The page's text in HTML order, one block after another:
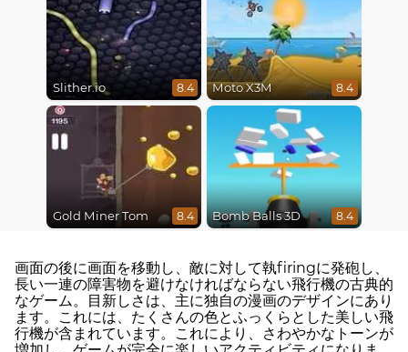
Slither.io 8.4 Moto X3M 8.4
Gold Miner Tom 8.4 Bomb Balls 3D 8.4
画面の後に画面を移動し、敵に対して執firingに発砲し、
長い一連の障害物を避けなければならない飛行機の古典的
なゲーム。目新しさは、主に独自の漫画のデザインにあり
ます。これには、たくさんの色とふっくらとした美しい飛
行機が含まれています。これにより、さわやかなトーンが